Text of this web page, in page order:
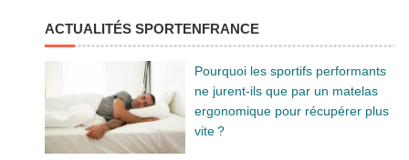
ACTUALITÉS SPORTENFRANCE
Pourquoi les sportifs performants
ne jurent-ils que par un matelas
ergonomique pour récupérer plus
vite ?